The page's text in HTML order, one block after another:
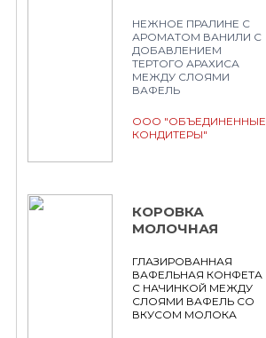
НЕЖНОЕ ПРАЛИНЕ С
АРОМАТОМ ВАНИЛИ С
ДОБАВЛЕНИЕМ
ТЕРТОГО АРАХИСА
МЕЖДУ СЛОЯМИ
ВАФЕЛЬ
ООО "ОБЪЕДИНЕННЫЕ
КОНДИТЕРЫ"
КОРОВКА
МОЛОЧНАЯ
ГЛАЗИРОВАННАЯ
ВАФЕЛЬНАЯ КОНФЕТА
С НАЧИНКОЙ МЕЖДУ
СЛОЯМИ ВАФЕЛЬ СО
ВКУСОМ МОЛОКА